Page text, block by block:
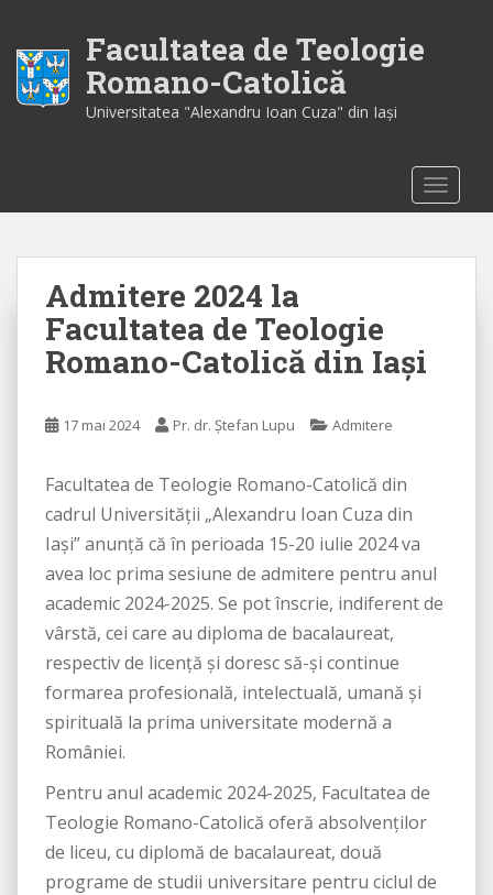
i
Facultatea de Teologie
Romano-Catolică
Universitatea "Alexandru Ioan Cuza" din Iaşi
Admitere 2024 la
Facultatea de Teologie
Romano-Catolică din Iași
17 mai 2024 Pr. dr. Ștefan Lupu Admitere
Facultatea de Teologie Romano-Catolică din
cadrul Universității „Alexandru Ioan Cuza din
Iași” anunță că în perioada 15-20 iulie 2024 va
avea loc prima sesiune de admitere pentru anul
academic 2024-2025. Se pot înscrie, indiferent de
vârstă, cei care au diploma de bacalaureat,
respectiv de licență și doresc să-și continue
formarea profesională, intelectuală, umană și
spirituală la prima universitate modernă a
României.
Pentru anul academic 2024-2025, Facultatea de
Teologie Romano-Catolică oferă absolvenților
de liceu, cu diplomă de bacalaureat, două
programe de studii universitare pentru ciclul de